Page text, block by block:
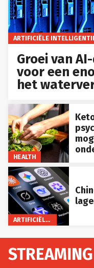
ARTIFICIËLE
Groei van
voor een
het
HEALTH
ARTIFICIËLE INTELLIGENTIE